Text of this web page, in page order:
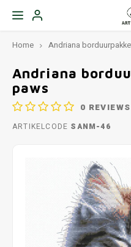
Home Andriana
Andriana
paws
0 REVIEWS
ARTIKELCODE SANM-46